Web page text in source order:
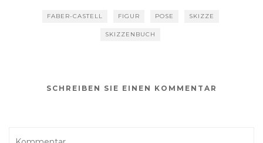
FABER-CASTELL FIGUR POSE SKIZZE
SKIZZENBUCH
SCHREIBEN SIE EINEN KOMMENTAR